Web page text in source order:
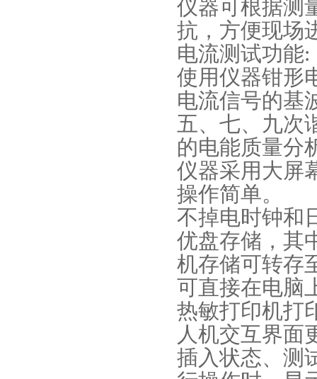
仪器可根据测
抗，方便现场
电流测试功能:
使用仪器钳形
电流信号的基
五、七、九次
的电能质量分
仪器采用大屏
操作简单。
不掉电时钟和
优盘存储，其
机存储可转存
可直接在电脑
热敏打印机打
人机交互界面
插入状态、测